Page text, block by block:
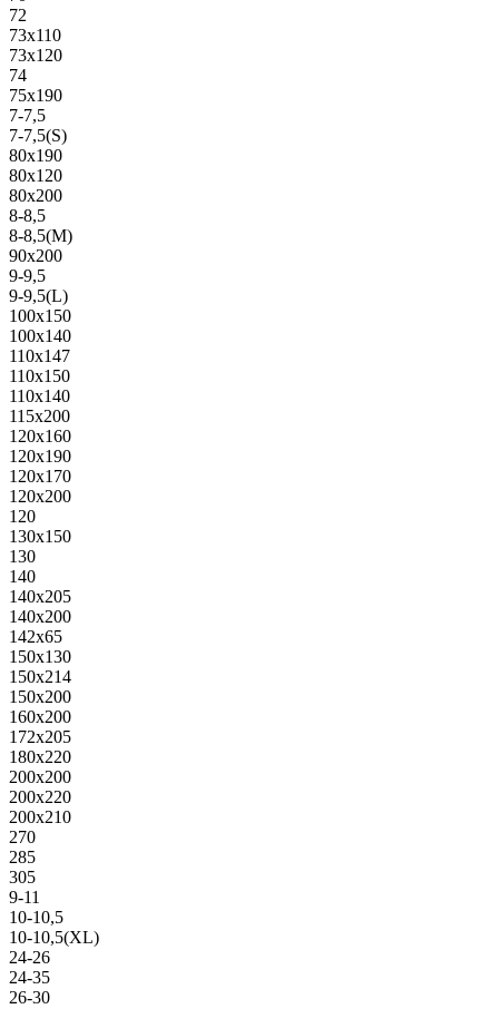
72
73х110
73х120
74
75х190
7-7,5
7-7,5(S)
80х190
80х120
80х200
8-8,5
8-8,5(M)
90х200
9-9,5
9-9,5(L)
100х150
100х140
110х147
110х150
110х140
115х200
120х160
120х190
120х170
120х200
120
130х150
130
140
140х205
140х200
142х65
150х130
150х214
150х200
160х200
172х205
180х220
200х200
200х220
200х210
270
285
305
9-11
10-10,5
10-10,5(XL)
24-26
24-35
26-30